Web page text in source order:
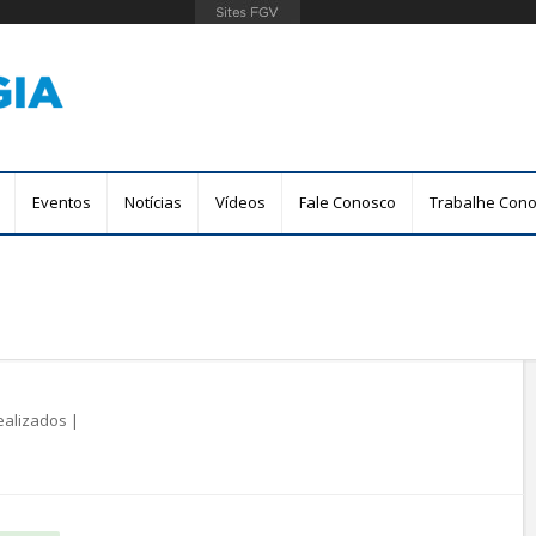
Pular
Eventos Notícias Vídeos Fale Conosco Trabalhe
|